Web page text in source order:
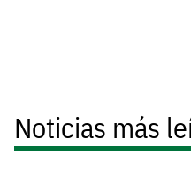
Noticias más